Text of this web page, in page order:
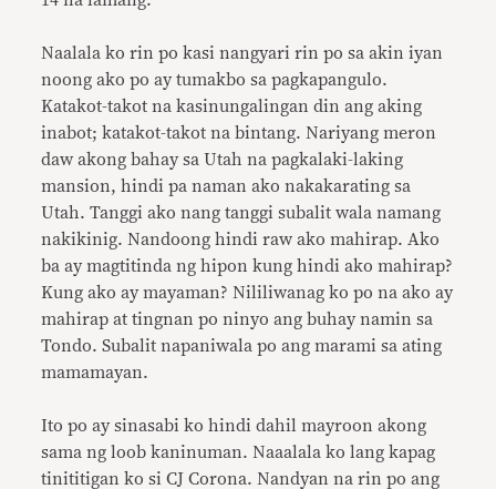
Naalala ko rin po kasi nangyari rin po sa akin iyan
noong ako po ay tumakbo sa pagkapangulo.
Katakot-takot na kasinungalingan din ang aking
inabot; katakot-takot na bintang. Nariyang meron
daw akong bahay sa Utah na pagkalaki-laking
mansion, hindi pa naman ako nakakarating sa
Utah. Tanggi ako nang tanggi subalit wala namang
nakikinig. Nandoong hindi raw ako mahirap. Ako
ba ay magtitinda ng hipon kung hindi ako mahirap?
Kung ako ay mayaman? Nililiwanag ko po na ako ay
mahirap at tingnan po ninyo ang buhay namin sa
Tondo. Subalit napaniwala po ang marami sa ating
mamamayan.
Ito po ay sinasabi ko hindi dahil mayroon akong
sama ng loob kaninuman. Naaalala ko lang kapag
tinititigan ko si CJ Corona. Nandyan na rin po ang